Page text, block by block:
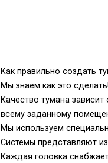
Как правильно создать
Мы знаем как это
Качество тумана
всему заданному
Мы используем
Системы представляют
Каждая головка